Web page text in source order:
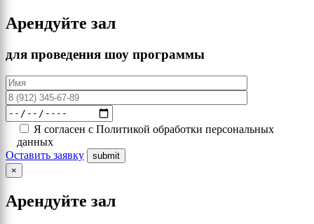
Арендуйте зал
для проведения шоу программы
Я согласен с Политикой обработки персональных
данных
Оставить заявку
×
Арендуйте зал